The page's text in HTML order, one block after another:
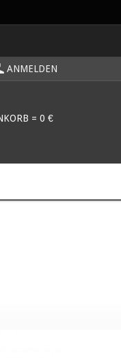
ANMELDEN
= 0 €